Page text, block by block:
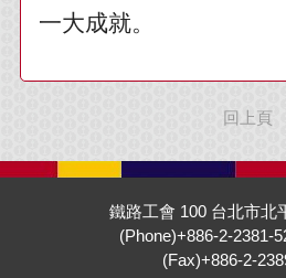
一大成就。
回上頁
鐵路工會 100 台北市北
(Phone)+886-2-2381-
(Fax)+886-2-